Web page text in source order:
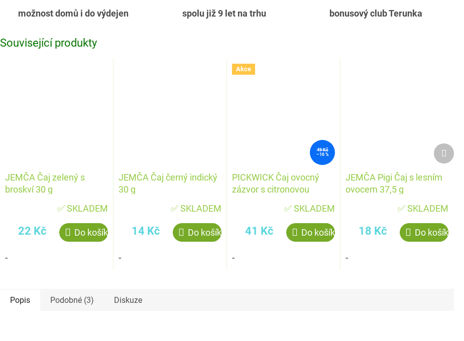
možnost domů i do výdejen spolu již 9 let na trhu bonusový club Terunka
Související produkty
JEMČA Čaj zelený s
broskví 30 g
✅ SKLADEM
22 Kč Do košíku
-
JEMČA Čaj černý indický
30 g
✅ SKLADEM
14 Kč Do košíku
-
Akce
49 Kč
–16 %
PICKWICK Čaj ovocný
zázvor s citronovou
✅ SKLADEM
41 Kč Do košíku
-
JEMČA Pigi Čaj s lesním
ovocem 37,5 g
✅ SKLADEM
18 Kč Do košíku
-
Další
Popis Podobné (3) Diskuze